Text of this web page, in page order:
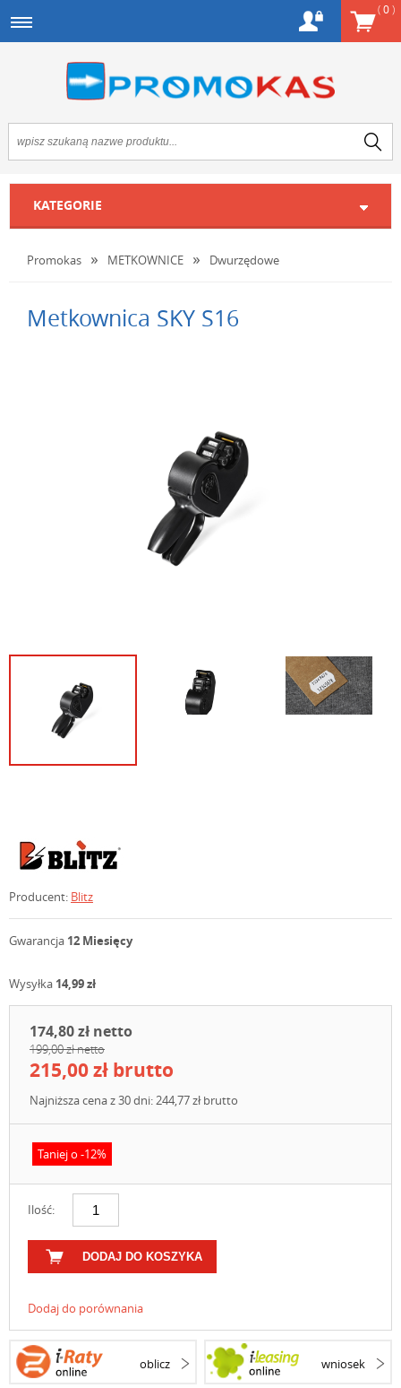
(0)
KATEGORIE
Promokas METKOWNICE Dwurzędowe
Metkownica SKY S16
Producent: Blitz
Gwarancja 12 Miesięcy
Wysyłka 14,99 zł
174,80 zł netto
199,00 zł netto
215,00 zł brutto
Najniższa cena z 30 dni: 244,77 zł brutto
Taniej o -12%
Ilość:
DODAJ DO KOSZYKA
Dodaj do porównania
oblicz wniosek